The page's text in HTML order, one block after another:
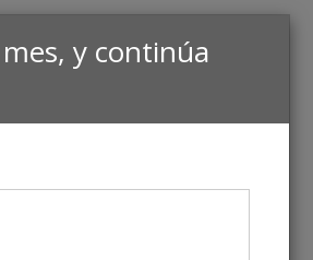
mes, y continúa